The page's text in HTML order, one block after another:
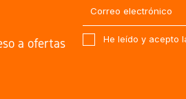
a ofertas
He leído y acepto